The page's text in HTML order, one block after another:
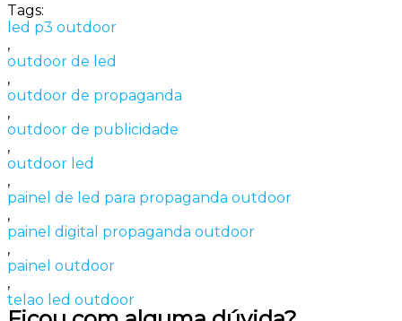
Tags:
led p3 outdoor
,
outdoor de led
,
outdoor de propaganda
,
outdoor de publicidade
,
outdoor led
,
painel de led para propaganda outdoor
,
painel digital propaganda outdoor
,
painel outdoor
,
telao led outdoor